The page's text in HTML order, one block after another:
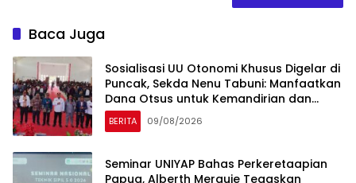
Baca Juga
Sosialisasi UU Otonomi Khusus Digelar di
Puncak, Sekda Nenu Tabuni: Manfaatkan
Dana Otsus untuk Kemandirian dan
Pembangunan Merata
BERITA 09/08/2026
Seminar UNIYAP Bahas Perkeretaapian
Papua, Alberth Merauje Tegaskan